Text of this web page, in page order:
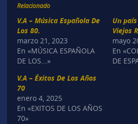
Relacionado
V.A – Música Española De
Los 80.
marzo 21, 2023
En «MÚSICA ESPAÑOLA
DE LOS...»
Un
Viejos
mayo
En
DE
V.A – Éxitos De Los Años
70
enero 4, 2025
En «EXITOS DE LOS AÑOS
70»